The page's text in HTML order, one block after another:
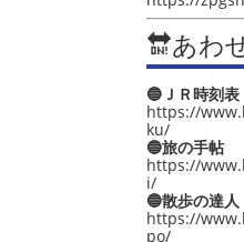
🔛あわ
🔵ＪＲ時刻表
https://
ku/
🔵旅の手帖
https://
i/
🔵散歩の達人
https://
po/